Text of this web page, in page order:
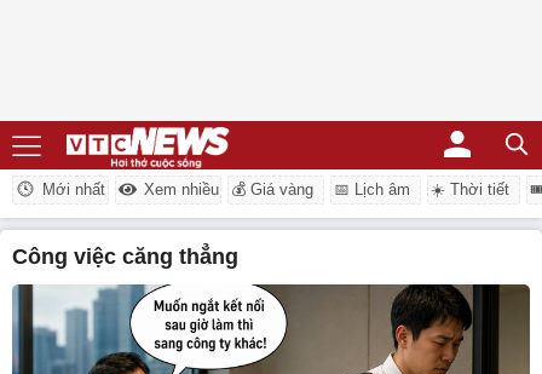
Mới nhất Xem nhiều 💰 Giá vàng 📅 Lịch âm ☀️ Thời tiết
công việc căng thẳng